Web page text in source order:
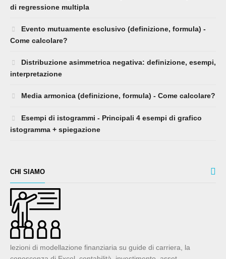
di regressione multipla
Evento mutuamente esclusivo (definizione, formula) -
Come calcolare?
Distribuzione asimmetrica negativa: definizione, esempi,
interpretazione
Media armonica (definizione, formula) - Come calcolare?
Esempi di istogrammi - Principali 4 esempi di grafico
istogramma + spiegazione
CHI SIAMO
lezioni di modellazione finanziaria su guide di carriera, la